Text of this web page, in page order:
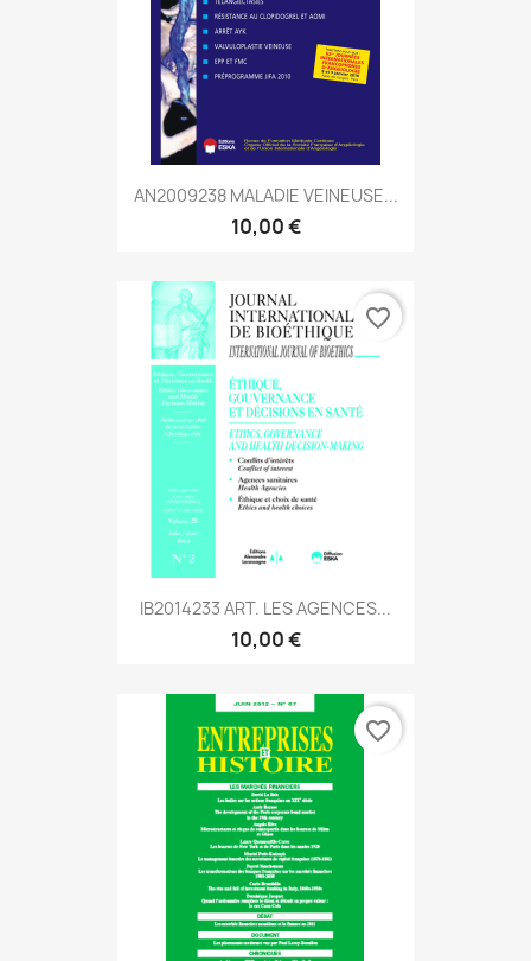
AN2009238 MALADIE VEINEUSE...
10,00 €
IB2014233 ART. LES AGENCES...
10,00 €
favorite_border
favorite_border